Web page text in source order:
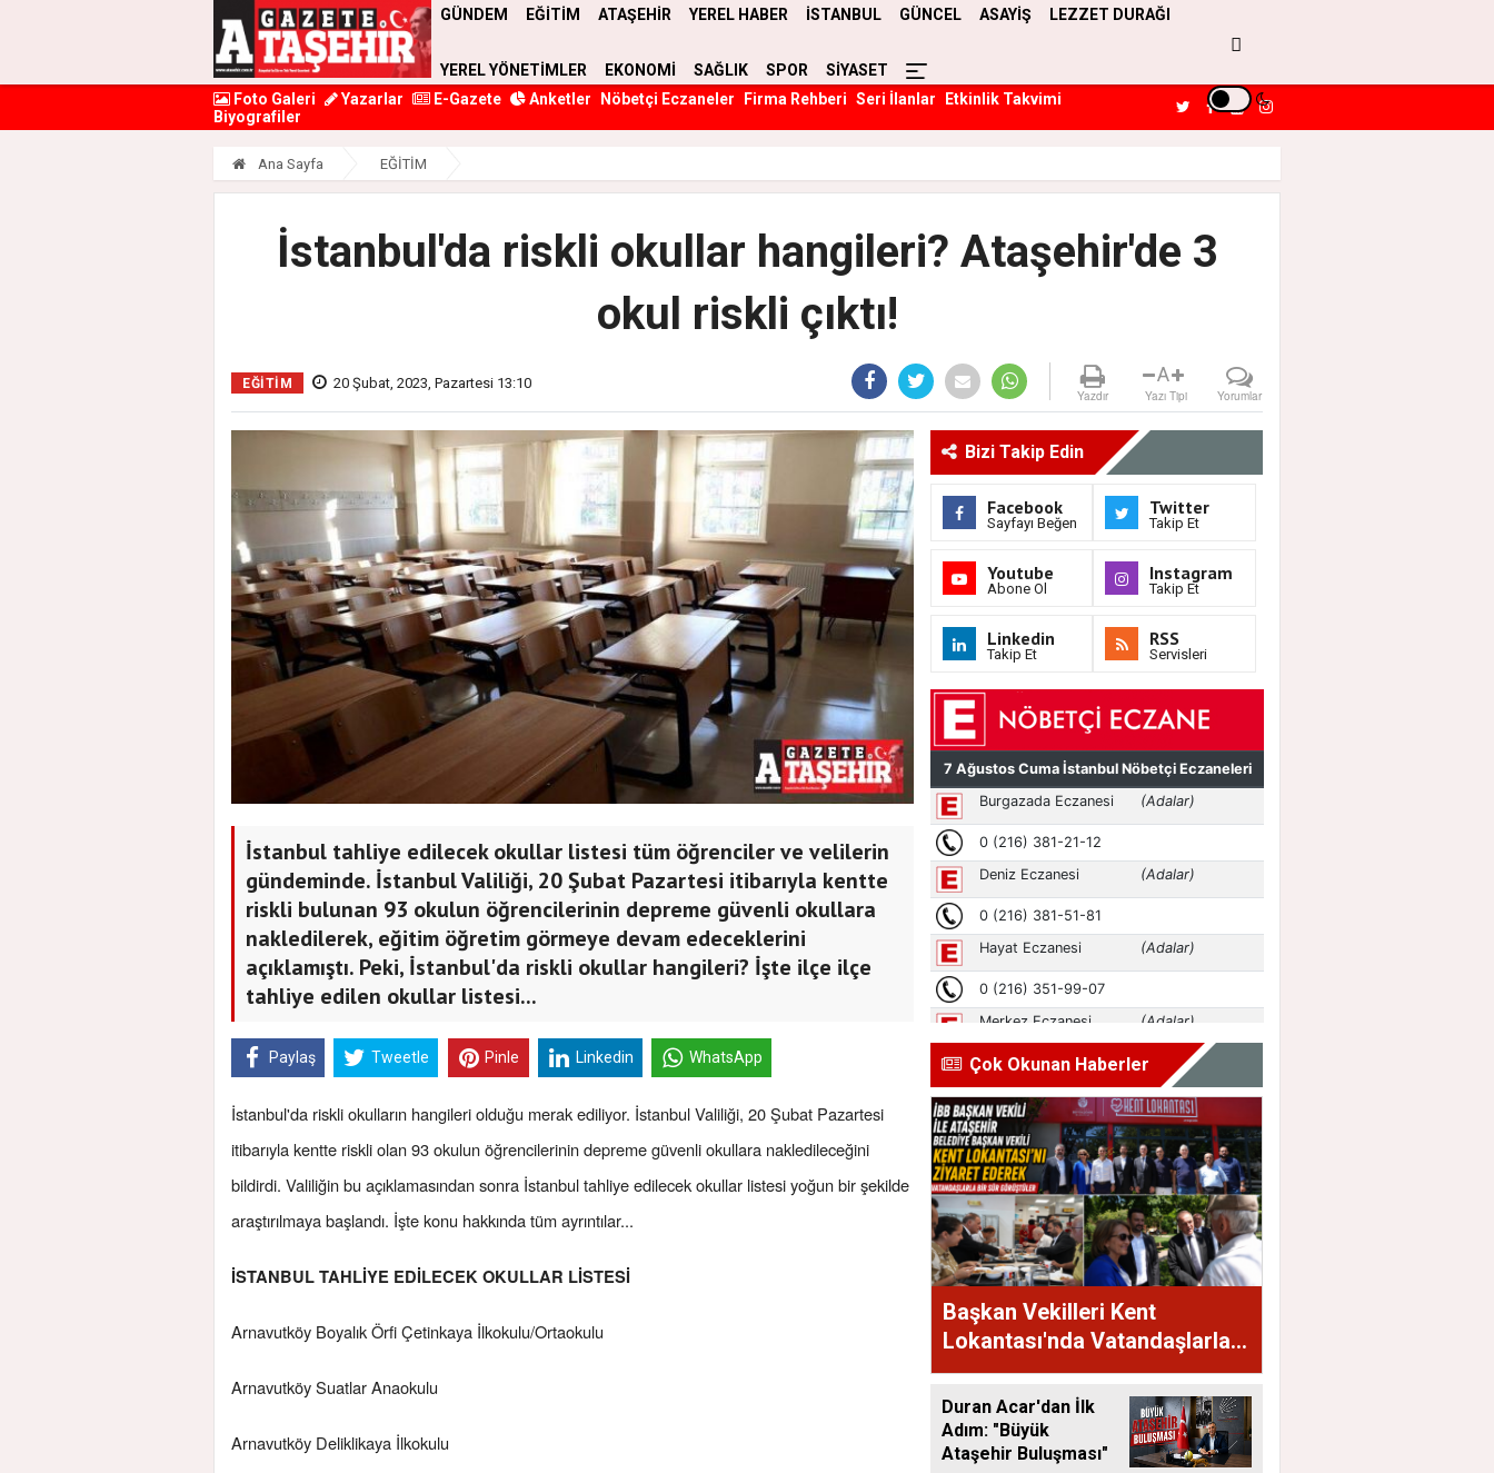
GÜNDEM EĞİTİM ATAŞEHİR YEREL HABER İSTANBUL GÜNCEL ASAYİŞ LEZZET DURAĞI
YEREL YÖNETİMLER EKONOMİ SAĞLIK SPOR
SİYASET
Foto Galeri
Yazarlar E-Gazete Anketler Nöbetçi Eczaneler Firma Rehberi Seri İlanlar
Etkinlik Takvimi
Biyografiler
Ana Sayfa EĞİTİM
İstanbul'da riskli okullar hangileri? Ataşehir'de 3
okul riskli çıktı!
EĞİTİM 20 Şubat, 2023, Pazartesi 13:10
Yazdır
A
Yazı Tipi Yorumlar
İstanbul tahliye edilecek okullar listesi tüm öğrenciler ve velilerin
gündeminde. İstanbul Valiliği, 20 Şubat Pazartesi itibarıyla kentte
riskli bulunan 93 okulun öğrencilerinin depreme güvenli okullara
nakledilerek, eğitim öğretim görmeye devam edeceklerini
açıklamıştı. Peki, İstanbul'da riskli okullar hangileri? İşte ilçe ilçe
tahliye edilen okullar listesi...
Paylaş Tweetle Pinle Linkedin WhatsApp
İstanbul'da riskli okulların hangileri olduğu merak ediliyor. İstanbul Valiliği, 20 Şubat Pazartesi
itibarıyla kentte riskli olan 93 okulun öğrencilerinin depreme güvenli okullara nakledileceğini
bildirdi. Valiliğin bu açıklamasından sonra İstanbul tahliye edilecek okullar listesi yoğun bir şekilde
araştırılmaya başlandı. İşte konu hakkında tüm ayrıntılar...
İSTANBUL TAHLİYE EDİLECEK OKULLAR LİSTESİ
Arnavutköy Boyalık Örfi Çetinkaya İlkokulu/Ortaokulu
Arnavutköy Suatlar Anaokulu
Arnavutköy Deliklikaya İlkokulu
Bizi Takip Edin
Facebook
Sayfayı Beğen
Twitter
Takip Et
Youtube
Abone Ol
Instagram
Takip Et
Linkedin
Takip Et
RSS
Servisleri
Çok Okunan Haberler
Başkan Vekilleri Kent
Lokantası'nda Vatandaşlarla
Bir Araya Geldi
Duran Acar'dan İlk
Adım: "Büyük
Ataşehir Buluşması"